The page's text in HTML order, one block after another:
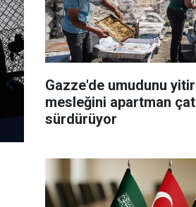
Gazze'de umudunu
mesleğini apartman
sürdürüyor